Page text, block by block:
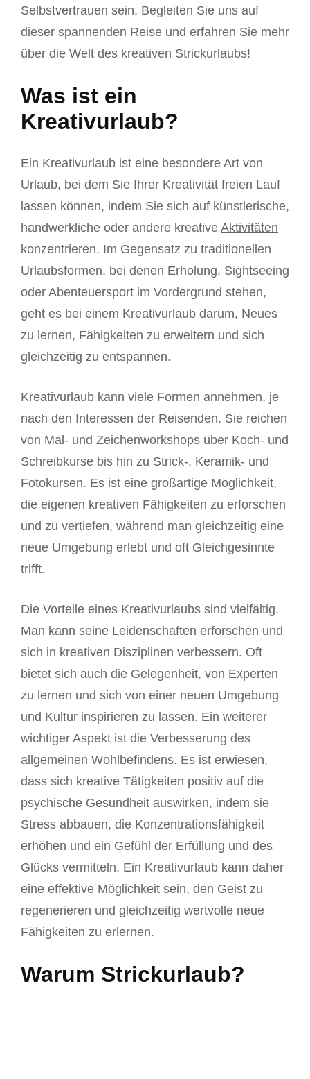
Selbstvertrauen sein. Begleiten Sie uns auf
dieser spannenden Reise und erfahren Sie mehr
über die Welt des kreativen Strickurlaubs!
Was ist ein
Kreativurlaub?
Ein Kreativurlaub ist eine besondere Art von
Urlaub, bei dem Sie Ihrer Kreativität freien Lauf
lassen können, indem Sie sich auf künstlerische,
handwerkliche oder andere kreative Aktivitäten
konzentrieren. Im Gegensatz zu traditionellen
Urlaubsformen, bei denen Erholung, Sightseeing
oder Abenteuersport im Vordergrund stehen,
geht es bei einem Kreativurlaub darum, Neues
zu lernen, Fähigkeiten zu erweitern und sich
gleichzeitig zu entspannen.
Kreativurlaub kann viele Formen annehmen, je
nach den Interessen der Reisenden. Sie reichen
von Mal- und Zeichenworkshops über Koch- und
Schreibkurse bis hin zu Strick-, Keramik- und
Fotokursen. Es ist eine großartige Möglichkeit,
die eigenen kreativen Fähigkeiten zu erforschen
und zu vertiefen, während man gleichzeitig eine
neue Umgebung erlebt und oft Gleichgesinnte
trifft.
Die Vorteile eines Kreativurlaubs sind vielfältig.
Man kann seine Leidenschaften erforschen und
sich in kreativen Disziplinen verbessern. Oft
bietet sich auch die Gelegenheit, von Experten
zu lernen und sich von einer neuen Umgebung
und Kultur inspirieren zu lassen. Ein weiterer
wichtiger Aspekt ist die Verbesserung des
allgemeinen Wohlbefindens. Es ist erwiesen,
dass sich kreative Tätigkeiten positiv auf die
psychische Gesundheit auswirken, indem sie
Stress abbauen, die Konzentrationsfähigkeit
erhöhen und ein Gefühl der Erfüllung und des
Glücks vermitteln. Ein Kreativurlaub kann daher
eine effektive Möglichkeit sein, den Geist zu
regenerieren und gleichzeitig wertvolle neue
Fähigkeiten zu erlernen.
Warum Strickurlaub?